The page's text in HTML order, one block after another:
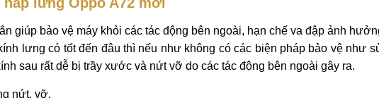
A72 đang rất hot trong thời gian gần đây được rất nhiều khách hàng
nắp lưng Oppo A72 của bạn khó tránh khỏi tình trạng va đập gây
có của máy. Vậy khi gặp phải vỡ mặt kính sau Oppo A72 thì bạn cần
bài viết dưới đây để nắm rõ thông tin chi tiết.